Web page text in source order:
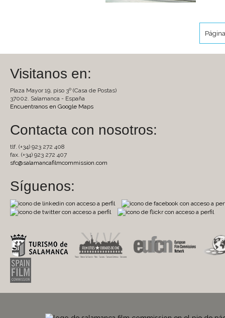
Visitanos en:
Plaza Mayor 19, piso 3º (Casa de Postas)
37002. Salamanca - España
Encuentranos en Google Maps
Contacta con nosotros:
tlf. (+34) 923 272 408
fax. (+34) 923 272 407
sfc@salamancafilmcommission.com
Síguenos: